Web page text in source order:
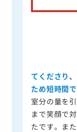
てくださり
ため短時間
室分の量を
まで笑顔で
たです。ま